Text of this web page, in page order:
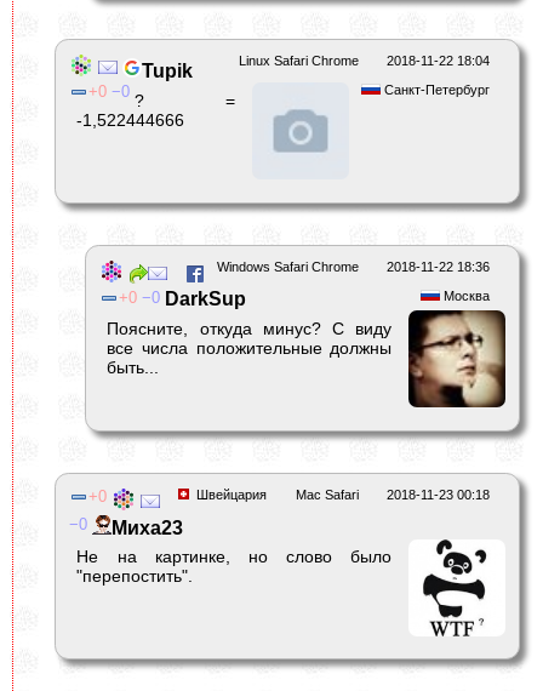
2018-11-22 18:04
Linux Safari Chrome
Санкт-Петербург
0 0
Tupik
? =
-1,522444666
2018-11-22 18:36
Windows Safari Chrome
Москва
0 0 DarkSup
Поясните, откуда минус? С виду
все числа положительные должны
быть...
2018-11-23 00:18
Mac Safari
Швейцария
0
0
Миха23
Не на картинке, но слово было
"перепостить".